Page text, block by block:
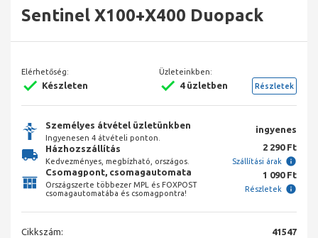
Sentinel X100+X400 Duopack
Elérhetőség:
Készleten
Üzleteinkben:
4 üzletben Részletek
Személyes átvétel üzletünkben
Ingyenesen 4 átvételi ponton.
ingyenes
Házhozszállítás
Kedvezményes, megbízható, országos.
2 290 Ft
Szállítási árak
Csomagpont, csomagautomata
Országszerte többezer MPL és FOXPOST
csomagautomatába és csomagpontra!
1 090 Ft
Részletek
Cikkszám:
41547